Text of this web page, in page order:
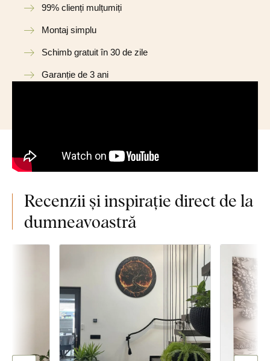
99% clienți mulțumiți
Montaj simplu
Schimb gratuit în 30 de zile
Garanție de 3 ani
Recenzii și inspirație direct de la
dumneavoastră